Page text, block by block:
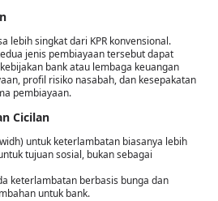
lebih singkat dari KPR konvensional.
jenis pembiayaan tersebut dapat
bank atau lembaga keuangan
profil risiko nasabah, dan kesepakatan
pembiayaan.
Cicilan
untuk keterlambatan biasanya lebih
tujuan sosial, bukan sebagai
keterlambatan berbasis bunga dan
untuk bank.